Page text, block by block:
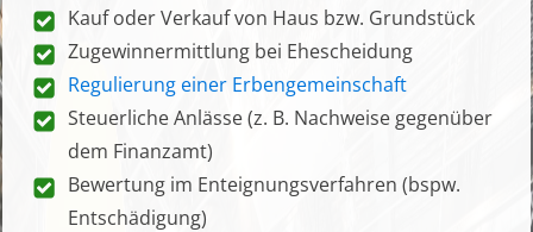
Kauf oder Verkauf von Haus bzw. Grundstück
Zugewinnermittlung bei Ehescheidung
Regulierung einer Erbengemeinschaft
Steuerliche Anlässe (z. B. Nachweise gegenüber
dem Finanzamt)
Bewertung im Enteignungsverfahren (bspw.
Entschädigung)